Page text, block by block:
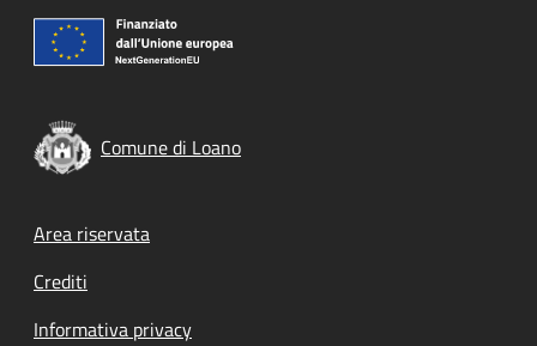
Comune di Loano
Footer menu
Area riservata
Crediti
Informativa privacy